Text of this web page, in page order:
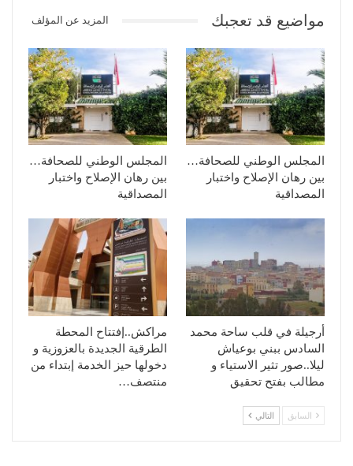
مواضيع قد تعجبك المزيد عن المؤلف
المجلس الوطني للصحافة…
بين رهان الإصلاح واختبار
المصداقية
المجلس الوطني للصحافة…
بين رهان الإصلاح واختبار
المصداقية
أرجيلة في قلب ساحة محمد
السادس ببني بوعياش
ليلا..صور تثير الاستياء و
مطالب بفتح تحقيق
مراكش..إفتتاح المحطة
الطرقية الجديدة بالعزوزية و
دخولها حيز الخدمة إبتداء من
منتصف…
السابق التالي